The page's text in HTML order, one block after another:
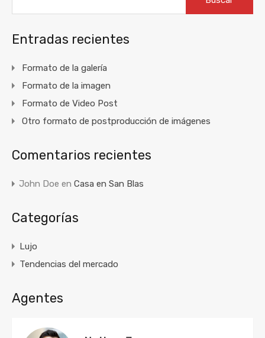
Entradas recientes
Formato de la galería
Formato de la imagen
Formato de Video Post
Otro formato de postproducción de imágenes
Comentarios recientes
John Doe en Casa en San Blas
Categorías
Lujo
Tendencias del mercado
Agentes